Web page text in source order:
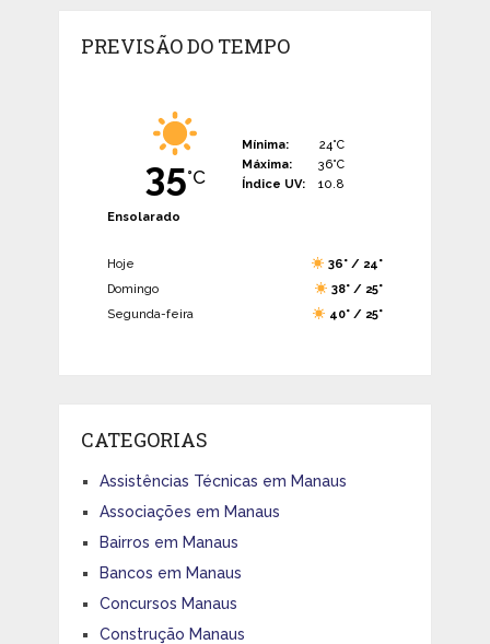
PREVISÃO DO TEMPO
35°C
Mínima:
24°C
Máxima:
36°C
Índice UV:
10.8
Ensolarado
Hoje
36° / 24°
Domingo
38° / 25°
Segunda-feira
40° / 25°
CATEGORIAS
Assistências Técnicas em Manaus
Associações em Manaus
Bairros em Manaus
Bancos em Manaus
Concursos Manaus
Construção Manaus